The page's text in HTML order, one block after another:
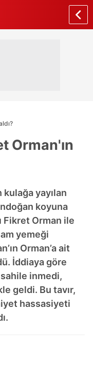
Orman'ın
yayılan
koyuna
Fikret Orman ile
yemeği
Orman’a ait
İddiaya göre
inmedi,
geldi. Bu tavır,
hassasiyeti